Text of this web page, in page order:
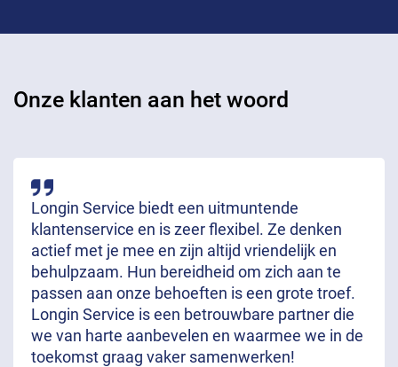
Onze klanten aan het woord
Longin Service biedt een uitmuntende
klantenservice en is zeer flexibel. Ze denken
actief met je mee en zijn altijd vriendelijk en
behulpzaam. Hun bereidheid om zich aan te
passen aan onze behoeften is een grote troef.
Longin Service is een betrouwbare partner die
we van harte aanbevelen en waarmee we in de
toekomst graag vaker samenwerken!